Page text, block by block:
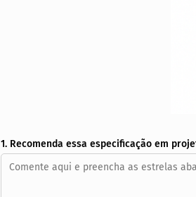
1. Recomenda essa especificação em